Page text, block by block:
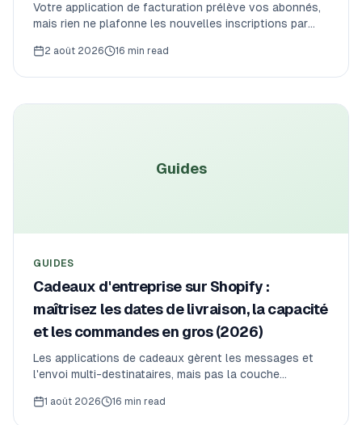
Votre application de facturation prélève vos abonnés,
mais rien ne plafonne les nouvelles inscriptions par
Voici comment gérer les dates limites, la capacité par
2 août 2026 16 min read
Guides
GUIDES
Cadeaux d'entreprise sur Shopify :
maîtrisez les dates de livraison, la capacité
et les commandes en gros (2026)
Les applications de cadeaux gèrent les messages et
l'envoi multi-destinataires, mais pas la couche
commandes par date de livraison, définir des minimums
1 août 2026 16 min read